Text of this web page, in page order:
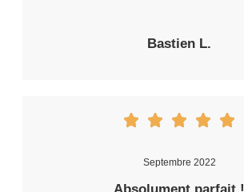
Bastien L.
Septembre 2022